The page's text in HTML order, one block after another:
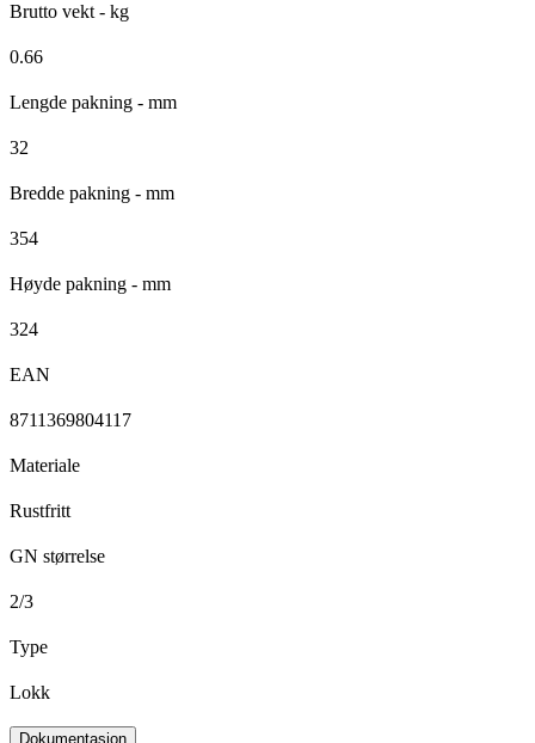
Brutto vekt - kg
0.66
Lengde pakning - mm
32
Bredde pakning - mm
354
Høyde pakning - mm
324
EAN
8711369804117
Materiale
Rustfritt
GN størrelse
2/3
Type
Lokk
Dokumentasjon